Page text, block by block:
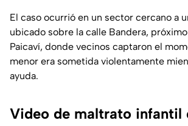
El caso ocurrió en un sector cercano a
ubicado sobre la calle Bandera,
Paicaví, donde vecinos captaron el
menor era sometida violentamente
ayuda.
Video de maltrato infantil